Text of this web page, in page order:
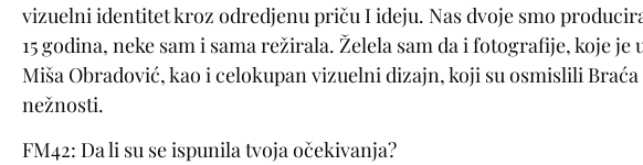
vizuelni identitet kroz odredjenu priču I ideju. Nas dvoje smo
15 godina, neke sam i sama režirala. Želela sam da i fotografije, koje
Miša Obradović, kao i celokupan vizuelni dizajn, koji su osmislili
nežnosti.
FM42: Da li su se ispunila tvoja očekivanja?